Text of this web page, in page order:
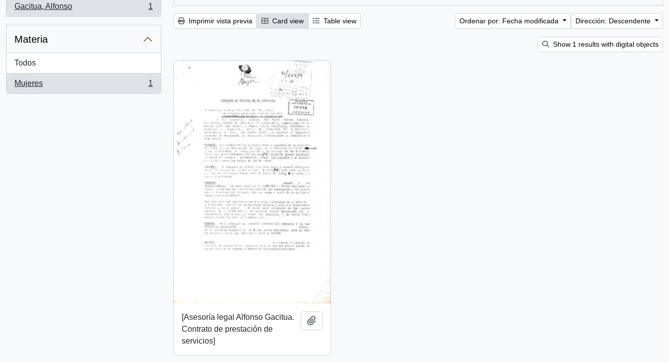
Gacitua, Alfonso
, 1 resultados
1
Materia
Todos
Mujeres
, 1 resultados
1
Imprimir vista previa Card view Table view Ordenar por: Fecha modificada Dirección: Descendente
Show 1 results with digital objects
[Asesoría legal Alfonso Gacitua.
Contrato de prestación de
servicios]